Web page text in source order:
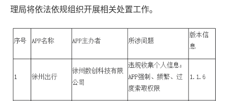
理局将依法依规组织开展相关处置工作。